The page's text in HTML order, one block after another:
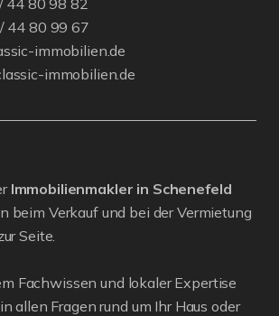
44 80 98 82
44 80 99 67
immobilien.de
immobilien.de
Immobilienmakler in Schenefeld
beim Verkauf und bei der Vermietung
Seite.
Fachwissen und lokaler Expertise
allen Fragen rund um Ihr Haus oder